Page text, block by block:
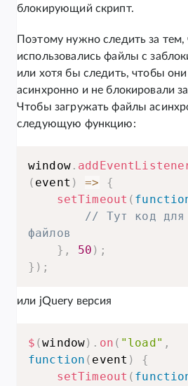
блокирующий скрипт.
Поэтому нужно следить за тем,
использовались файлы с
или хотя бы следить, чтобы
асинхронно и не блокировали
Чтобы загружать файлы
следующую функцию:
window.
( event ) =>
{
setTimeout (
// Тут код для
файлов
} , 50 ) ;
} ) ;
или jQuery версия
$ (window) . on ( "load" ,
function ( event )
{
setTimeout (